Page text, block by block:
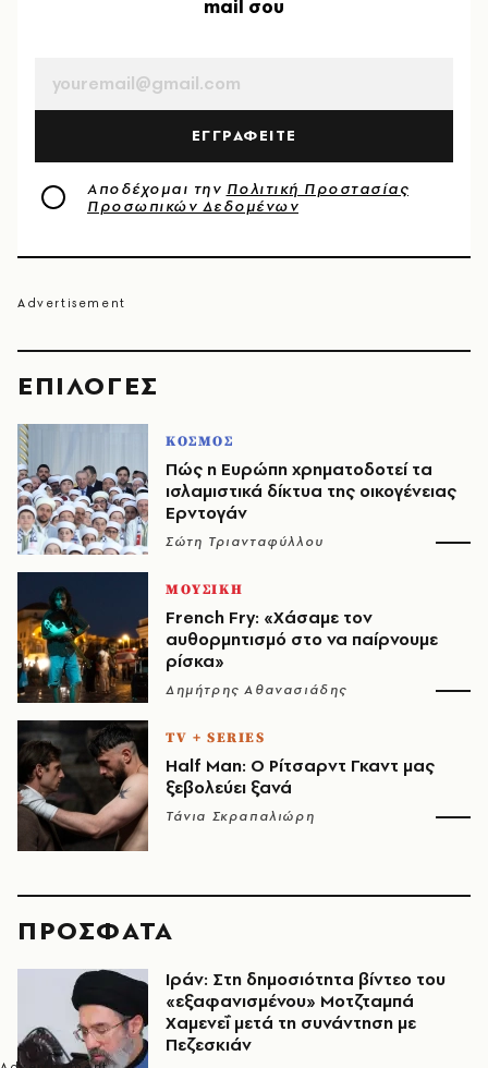
EΠΙΛΟΓΈΣ
ΚΟΣΜΟΣ
Πώς η Ευρώπη χρηματοδοτεί τα
ισλαμιστικά δίκτυα της οικογένειας
Ερντογάν
Σώτη Τριανταφύλλου
ΜΟΥΣΙΚΗ
French Fry: «Χάσαμε τον
αυθορμητισμό στο να παίρνουμε
ρίσκα»
Δημήτρης Αθανασιάδης
TV + SERIES
Half Man: Ο Ρίτσαρντ Γκαντ μας
ξεβολεύει ξανά
Τάνια Σκραπαλιώρη
mail σου
ΕΓΓΡΑΦΕΙΤΕ
Αποδέχομαι την Πολιτική Προστασίας
Προσωπικών Δεδομένων
ΠΡΟΣΦΑΤΑ
Ιράν: Στη δημοσιότητα βίντεο του
«εξαφανισμένου» Μοτζταμπά
Χαμενεΐ μετά τη συνάντηση με
Πεζεσκιάν